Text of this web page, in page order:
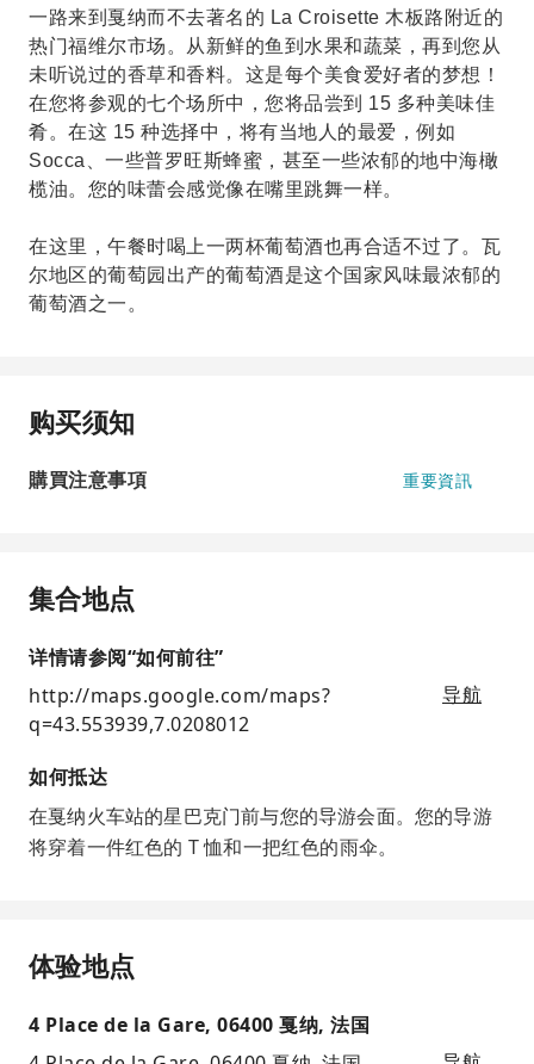
一路来到戛纳而不去著名的 La Croisette 木板路附近的
热门福维尔市场。从新鲜的鱼到水果和蔬菜，再到您从
未听说过的香草和香料。这是每个美食爱好者的梦想！
在您将参观的七个场所中，您将品尝到 15 多种美味佳
肴。在这 15 种选择中，将有当地人的最爱，例如
Socca、一些普罗旺斯蜂蜜，甚至一些浓郁的地中海橄
榄油。您的味蕾会感觉像在嘴里跳舞一样。
在这里，午餐时喝上一两杯葡萄酒也再合适不过了。瓦
尔地区的葡萄园出产的葡萄酒是这个国家风味最浓郁的
葡萄酒之一。
购买须知
購買注意事項 重要資訊
集合地点
详情请参阅“如何前往”
http://maps.google.com/maps?
q=43.553939,7.0208012
导航
如何抵达
在戛纳火车站的星巴克门前与您的导游会面。您的导游
将穿着一件红色的 T 恤和一把红色的雨伞。
体验地点
4 Place de la Gare, 06400 戛纳, 法国